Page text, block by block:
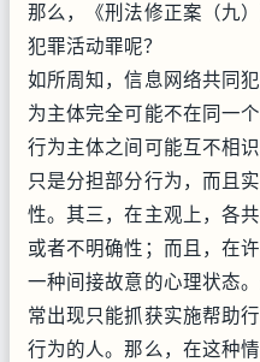
那么，《刑法修正案（九
犯罪活动罪呢？
如所周知，信息网络共同
为主体完全可能不在同一
行为主体之间可能互不相
只是分担部分行为，而且
性。其三，在主观上，各
或者不明确性；而且，在
一种间接故意的心理状态
常出现只能抓获实施帮助
行为的人。那么，在这种